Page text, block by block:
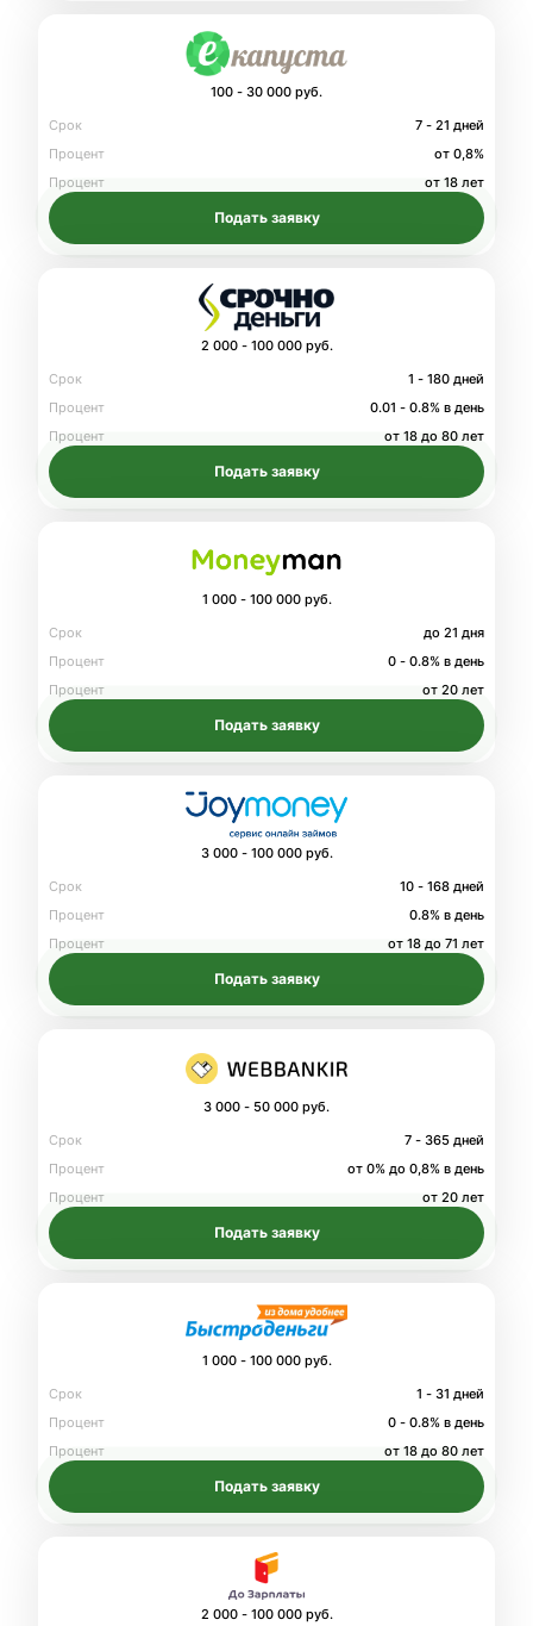
100 - 30 000 руб.
Срок
7 - 21 дней
Процент
от 0,8%
Процент
от 18 лет
Подать заявку
2 000 - 100 000 руб.
Срок
1 - 180 дней
Процент
0.01 - 0.8% в день
Процент
от 18 до 80 лет
Подать заявку
1 000 - 100 000 руб.
Срок
до 21 дня
Процент
0 - 0.8% в день
Процент
от 20 лет
Подать заявку
3 000 - 100 000 руб.
Срок
10 - 168 дней
Процент
0.8% в день
Процент
от 18 до 71 лет
Подать заявку
3 000 - 50 000 руб.
Срок
7 - 365 дней
Процент
от 0% до 0,8% в день
Процент
от 20 лет
Подать заявку
1 000 - 100 000 руб.
Срок
1 - 31 дней
Процент
0 - 0.8% в день
Процент
от 18 до 80 лет
Подать заявку
2 000 - 100 000 руб.